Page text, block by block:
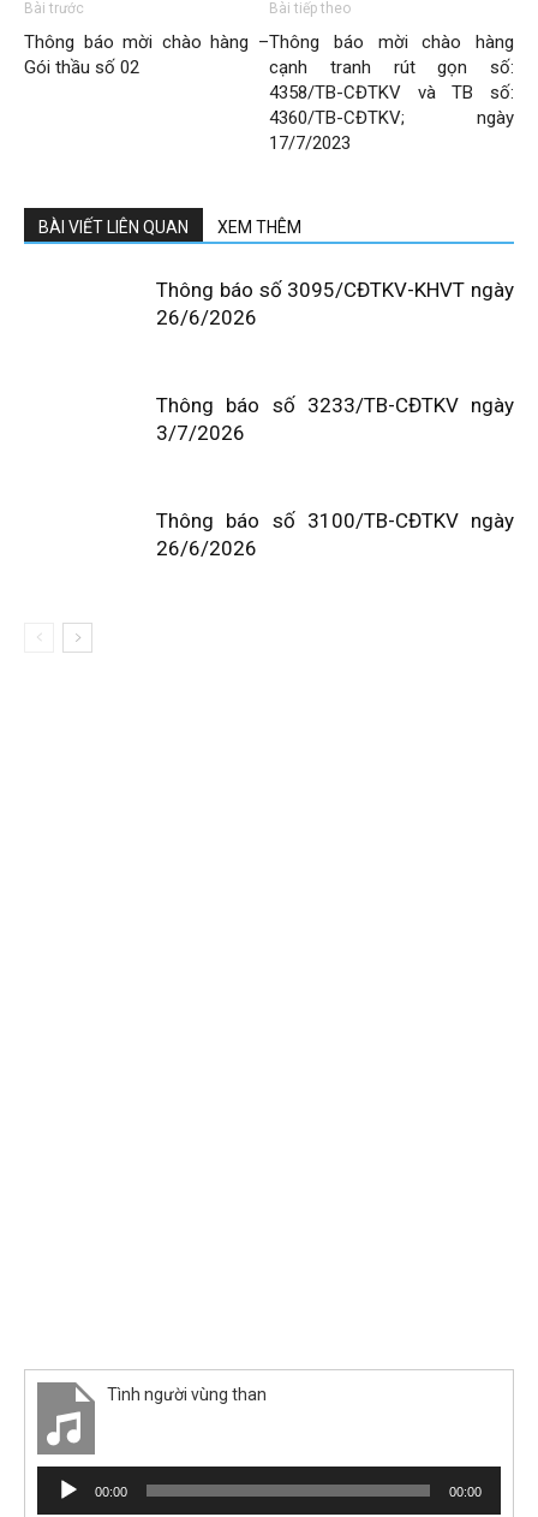
Bài trước
Thông báo mời chào hàng –
Gói thầu số 02
Bài tiếp theo
Thông báo mời chào hàng
cạnh tranh rút gọn số:
4358/TB-CĐTKV và TB số:
4360/TB-CĐTKV; ngày
17/7/2023
BÀI VIẾT LIÊN QUAN XEM THÊM
Thông báo số 3095/CĐTKV-KHVT ngày
26/6/2026
Thông báo số 3233/TB-CĐTKV ngày
3/7/2026
Thông báo số 3100/TB-CĐTKV ngày
26/6/2026
Tình người vùng than
Trình
phát
00:00 00:00